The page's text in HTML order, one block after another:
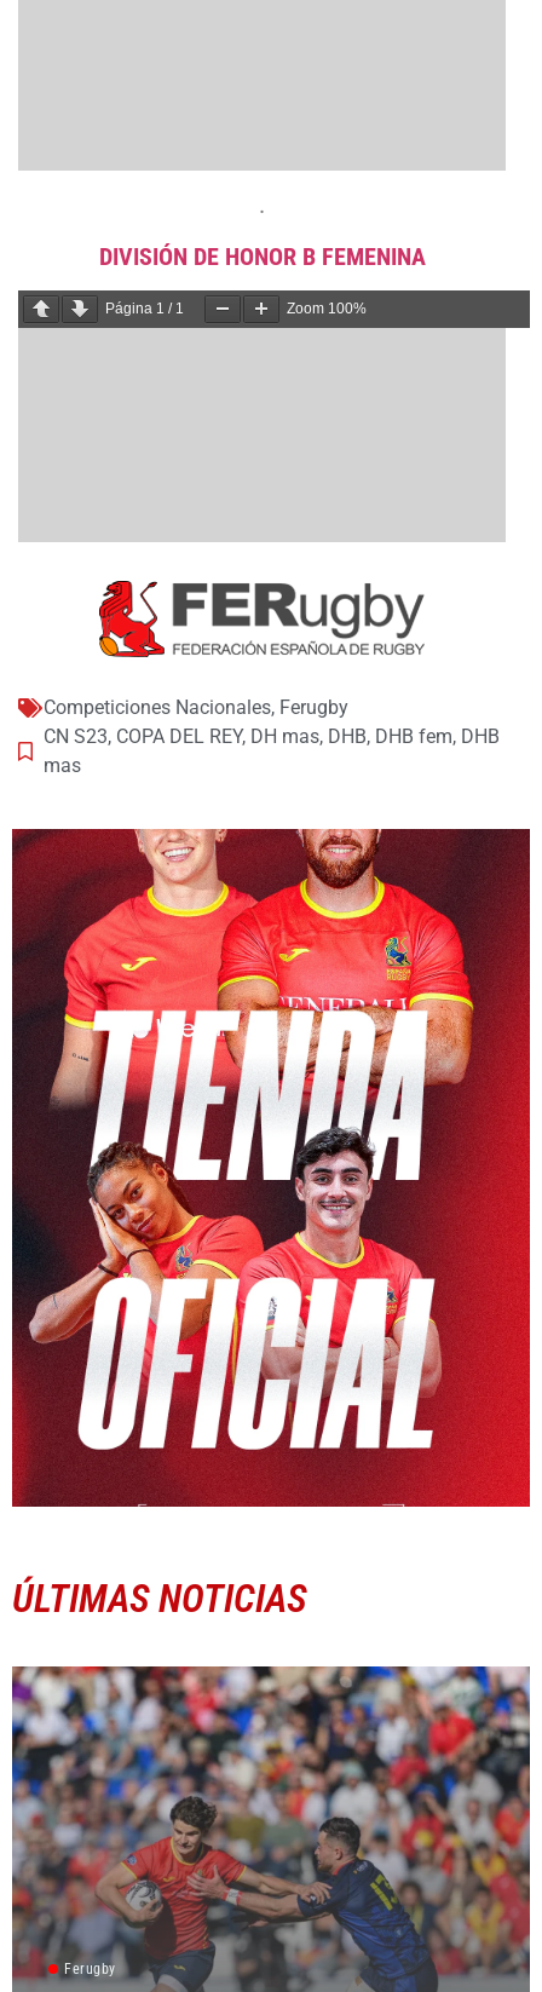
.
DIVISIÓN DE HONOR B FEMENINA
Página 1 / 1 Zoom 100%
Competiciones Nacionales, Ferugby
CN S23, COPA DEL REY, DH mas, DHB, DHB fem, DHB
mas
ÚLTIMAS NOTICIAS
Ferugby